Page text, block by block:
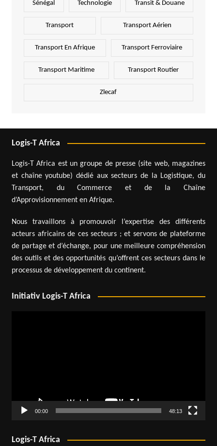
Sénégal Technologie Transit & Douane
Transport Transport Aérien
Transport En Afrique Transport Ferroviaire
Transport Maritime Transport Routier
Zlecaf
Logis-T Africa
Logis-T Africa est un groupe de presse (site web, magazines
et chaîne youtube) dédié aux secteurs de la Logistique, du
Transport, du Commerce et de la Chaîne
d’Approvisionnement en Afrique.
Nous travaillons à promouvoir l’expertise des différents
acteurs africains de ces secteurs ; et servons de plateforme
de partage et d’échange, pour une meilleure compréhension
des outils et des opportunités qu’offrent ces secteurs dans le
processus de développement du continent.
Initiativ Logis-T Africa
00:00 48:13
Logis-T Africa